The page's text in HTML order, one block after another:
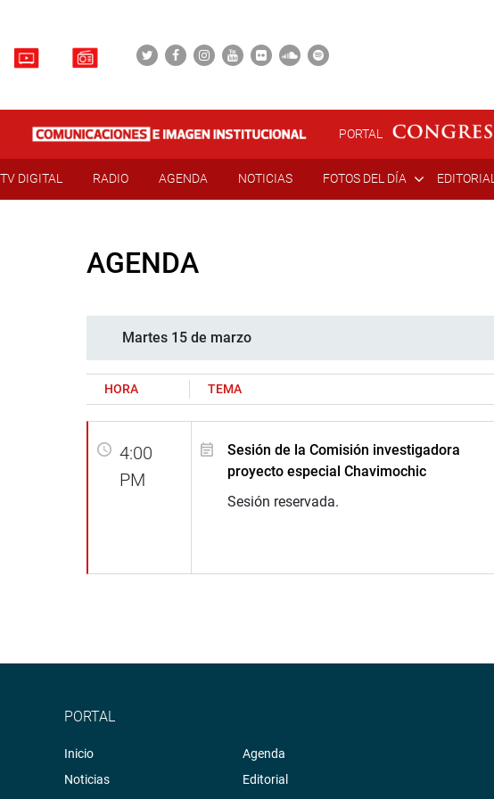
PORTAL
TV DIGITAL RADIO AGENDA NOTICIAS FOTOS DEL DÍA EDITORIAL
AGENDA
Martes 15 de marzo
HORA TEMA
4:00
PM
Sesión de la Comisión investigadora
proyecto especial Chavimochic
Sesión reservada.
PORTAL
Inicio
Noticias
Agenda
Editorial